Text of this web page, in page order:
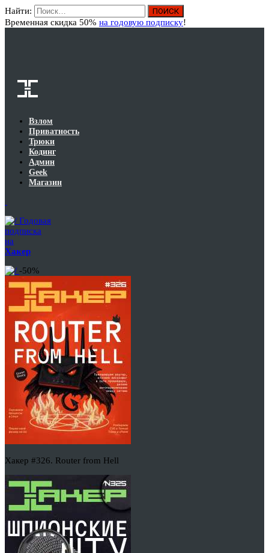
Найти:
Временная скидка 50% на годовую подписку!
Взлом
Приватность
Трюки
Кодинг
Админ
Geek
Магазин
Годовая
подписка
на
Хакер
-50%
Хакер #326. Router from Hell